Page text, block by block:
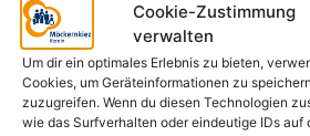
Cookie-Zustimmung
verwalten
Um dir ein optimales Erlebnis zu bieten,
Cookies, um Geräteinformationen zu
zuzugreifen. Wenn du diesen Technologien
wie das Surfverhalten oder eindeutige IDs auf
Kiezplatz
Aug. 22, 18:00Radioeins
GleisdreieckparkOrt:
Aug. 23, 18:00Film: